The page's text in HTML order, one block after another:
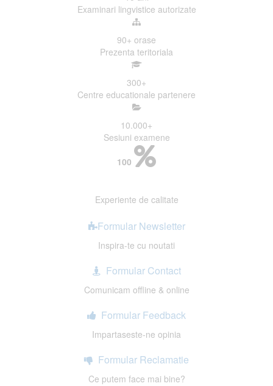
Examinari lingvistice autorizate
90+ orase
Prezenta teritoriala
300+
Centre educationale partenere
10.000+
Sesiuni examene
100
Experiente de calitate
Formular Newsletter
Inspira-te cu noutati
Formular Contact
Comunicam offline & online
Formular Feedback
Impartaseste-ne opinia
Formular Reclamatie
Ce putem face mai bine?